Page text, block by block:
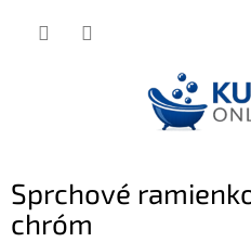
Sprchové
chróm